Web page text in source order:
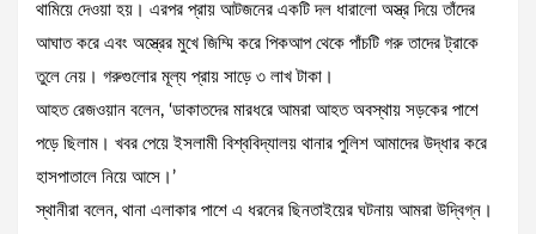
থামিয়ে দেওয়া হয়। এরপর প্রায় আটজনের একটি দল ধারালো অস্ত্র দিয়ে তাঁদের
আঘাত করে এবং অস্ত্রের মুখে জিম্মি করে পিকআপ থেকে পাঁচটি গরু তাদের ট্রাকে
তুলে নেয়। গরুগুলোর মূল্য প্রায় সাড়ে ৩ লাখ টাকা।
আহত রেজওয়ান বলেন, ‘ডাকাতদের মারধরে আমরা আহত অবস্থায় সড়কের পাশে
পড়ে ছিলাম। খবর পেয়ে ইসলামী বিশ্ববিদ্যালয় থানার পুলিশ আমাদের উদ্ধার করে
হাসপাতালে নিয়ে আসে।’
স্থানীরা বলেন, থানা এলাকার পাশে এ ধরনের ছিনতাইয়ের ঘটনায় আমরা উদ্বিগ্ন।